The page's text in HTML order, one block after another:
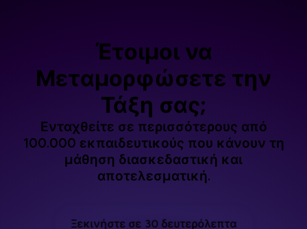
Έτοιμοι να
Μεταμορφώσετε την
Τάξη σας;
Ενταχθείτε σε περισσότερους από
100.000 εκπαιδευτικούς που κάνουν τη
μάθηση διασκεδαστική και
αποτελεσματική.
Ξεκινήστε σε 30 δευτερόλεπτα